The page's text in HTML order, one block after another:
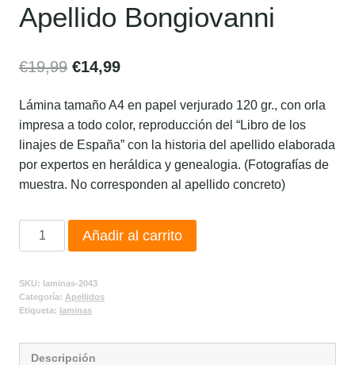
Apellido Bongiovanni
€19,99 €14,99
Lámina tamaño A4 en papel verjurado 120 gr., con orla
impresa a todo color, reproducción del “Libro de los
linajes de España” con la historia del apellido elaborada
por expertos en heráldica y genealogia. (Fotografías de
muestra. No corresponden al apellido concreto)
Añadir al carrito
SKU: laminas-2043
Categoría: Apellidos
Etiqueta: laminas
Descripción